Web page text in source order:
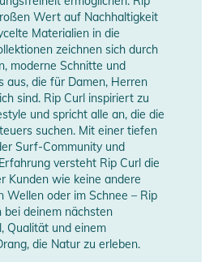
Wert auf Nachhaltigkeit
Materialien in die
zeichnen sich durch
moderne Schnitte und
aus, die für Damen, Herren
sind. Rip Curl inspiriert zu
und spricht alle an, die die
suchen. Mit einer tiefen
Surf-Community und
versteht Rip Curl die
Kunden wie keine andere
Wellen oder im Schnee – Rip
bei deinem nächsten
Qualität und einem
die Natur zu erleben.